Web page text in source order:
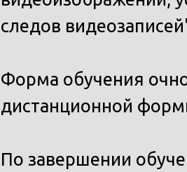
следов
Форма обучения
дистанционной
По завершении